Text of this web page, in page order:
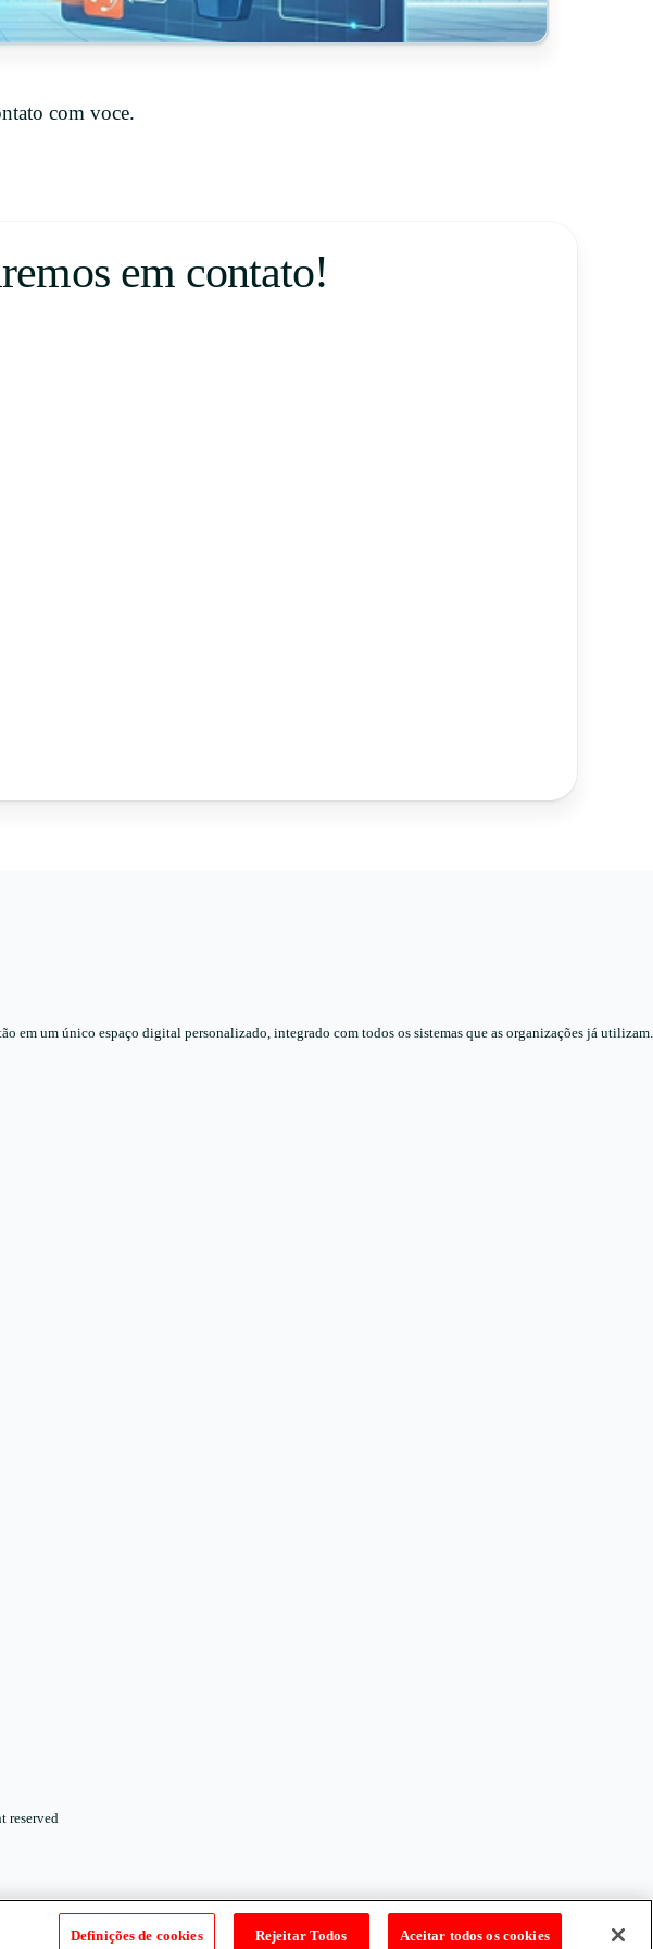
com voce.
em contato!
em um único espaço digital personalizado, integrado com todos os sistemas que as organizações já utilizam.
reserved
Definições de cookies Rejeitar Todos Aceitar todos os cookies